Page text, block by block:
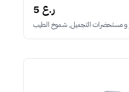
5 ر.ع
و مستحضرات التجميل, شموخ الطيب